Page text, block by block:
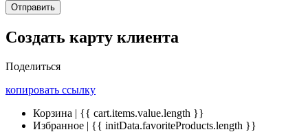
Отправить
Создать карту клиента
Поделиться
копировать ссылку
Корзина | {{ cart.items.value.length }}
Избранное | {{ initData.favoriteProducts.length }}